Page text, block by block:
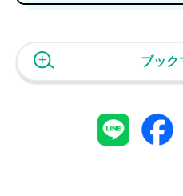
ブック